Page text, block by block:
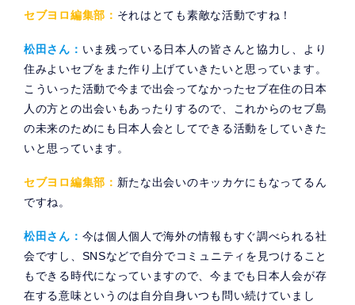
セブヨロ編集部： それはとても素敵な活動ですね！
松田さん： いま残っている日本人の皆さんと協力し、より
住みよいセブをまた作り上げていきたいと思っています。
こういった活動で今まで出会ってなかったセブ在住の日本
人の方との出会いもあったりするので、これからのセブ島
の未来のためにも日本人会としてできる活動をしていきた
いと思っています。
セブヨロ編集部： 新たな出会いのキッカケにもなってるん
ですね。
松田さん： 今は個人個人で海外の情報もすぐ調べられる社
会ですし、SNSなどで自分でコミュニティを見つけること
もできる時代になっていますので、今までも日本人会が存
在する意味というのは自分自身いつも問い続けていまし